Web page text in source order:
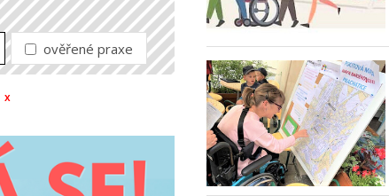
ověřené praxe